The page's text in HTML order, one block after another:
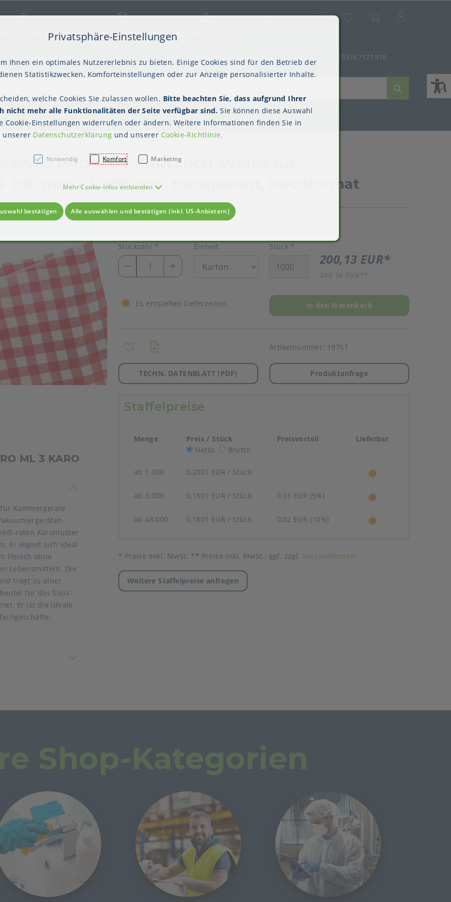
Tisch Gastroverpackungen Küchenbedarf Hygiene & Reinigung
& Reinigung
(PSA) Hygienepapiere Waschraumhygiene Kimberly-Clark™
Versand & Logistik
Palettensicherung Polstern & Kennzeichnen Versandverpackungen
Arbeitsschutz
Einweghauben Mundschutz Schutzkleidung Überschuhe
SucheWunschliste
+43 5576 7177 818
PRO ML 3 KARO ROT-WEISS für
200 mm x L 300 mm, transparent, Hochformat
ML 3 KARO
nicht überein
für Kammergeräte
roten Karomuster
Er eignet sich ideal
Fleisch ohne
Lebensmitteln. Die
trägt zu einer
für das Sous-
Er ist die ideale
Stückzahl * Einheit Stück *
200,13 EUR*
240,16 EUR**
Es entstehen Lieferzeiten In den Warenkorb
Artikelnummer: 19751
TECHN. DATENBLATT (PDF) Produktanfrage
Staffelpreise
Menge
Preis / Stück
Netto
Brutto
Preisvorteil Lieferbar
ab 1.000 0,2001 EUR / Stück
ab 3.000 0,1901 EUR / Stück 0,01 EUR (5%)
ab 48.000 0,1801 EUR / Stück 0,02 EUR (10%)
* Preise exkl. MwSt. ** Preise inkl. MwSt., ggf. zzgl. Versandkosten
Weitere Staffelpreise anfragen
Privatsphäre-Einstellungen
Ihnen ein optimales Nutzererlebnis zu bieten. Einige Cookies sind für den Betrieb der
Statistikzwecken, Komforteinstellungen oder zur Anzeige personalisierter Inhalte.
welche Cookies Sie zulassen wollen. Bitte beachten Sie, dass aufgrund Ihrer
nicht mehr alle Funktionalitäten der Seite verfügbar sind. Sie können diese Auswahl
Cookie-Einstellungen widerrufen oder ändern. Weitere Informationen finden Sie in
unserer Datenschutzerklärung und unserer Cookie-Richtlinie.
Notwendig Komfort Marketing
Mehr Cookie-Infos einblenden
bestätigen Alle auswählen und bestätigen (inkl. US-Anbietern)